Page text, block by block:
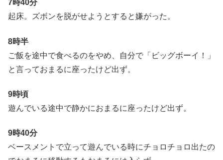
7時40分
起床。ズボンを脱がせようとすると嫌がった。
8時半
ご飯を途中で食べるのをやめ、自分で「ビッグボーイ！」
と言っておまるに座ったけど出ず。
9時頃
遊んでいる途中で静かにおまるに座ったけど出ず。
9時40分
ベースメントで立って遊んでいる時にチョロチョロ出たの